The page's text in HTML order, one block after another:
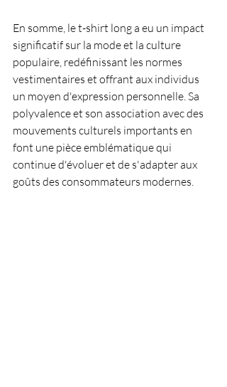
En somme, le t-shirt long a eu un impact
significatif sur la mode et la culture
populaire, redéfinissant les normes
vestimentaires et offrant aux individus
un moyen d'expression personnelle. Sa
polyvalence et son association avec des
mouvements culturels importants en
font une pièce emblématique qui
continue d'évoluer et de s'adapter aux
goûts des consommateurs modernes.